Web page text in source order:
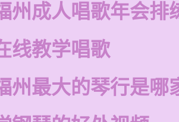
州成人唱歌年会排
线教学唱歌
州最大的琴行是哪